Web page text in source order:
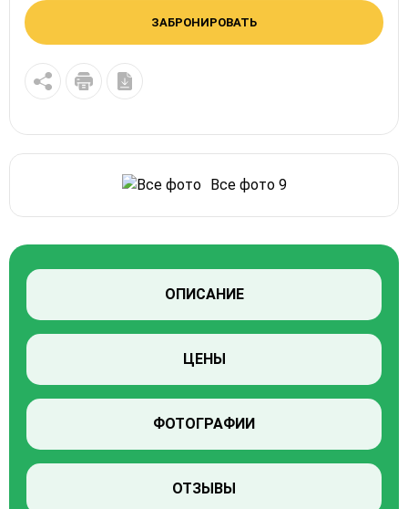
ЗАБРОНИРОВАТЬ
Все фото 9
ОПИСАНИЕ
ЦЕНЫ
ФОТОГРАФИИ
ОТЗЫВЫ